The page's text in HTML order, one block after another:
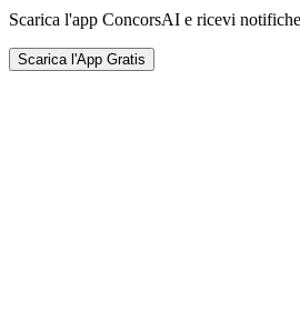
Scarica l'app ConcorsAI e ricevi
Scarica l'App Gratis